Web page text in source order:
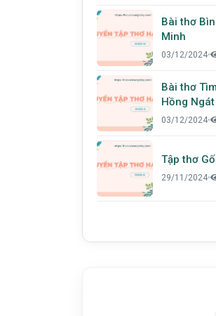
Bài thơ
Minh
03/12/2024•
Bài thơ
Hồng Ngát
03/12/2024•
Tập thơ
29/11/2024•